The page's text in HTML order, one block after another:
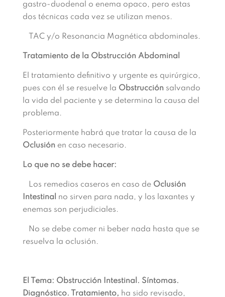
gastro-duodenal o enema opaco, pero estas
dos técnicas cada vez se utilizan menos.
TAC y/o Resonancia Magnética abdominales.
Tratamiento de la Obstrucción Abdominal
El tratamiento definitivo y urgente es quirúrgico,
pues con él se resuelve la Obstrucciónsalvando
la vida del paciente y se determina la causa del
problema.
Posteriormente habrá que tratar la causa de la
Oclusiónen caso necesario.
Lo que no se debe hacer:
Los remedios caseros en caso deOclusión
Intestinal
no sirven para nada, y los laxantes y
enemas son perjudiciales.
No se debe comer ni beber nada hasta que se
resuelva la oclusión.
El Tema: Obstrucción Intestinal. Síntomas.
Diagnóstico. Tratamiento, ha sido revisado,